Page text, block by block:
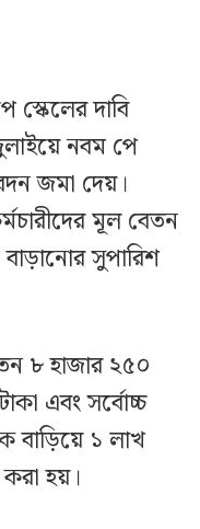
স্কেলের দাবি
নবম পে
জমা দেয়।
মূল বেতন
সুপারিশ
৮ হাজার ২৫০
এবং সর্বোচ্চ
বাড়িয়ে ১ লাখ
হয়।